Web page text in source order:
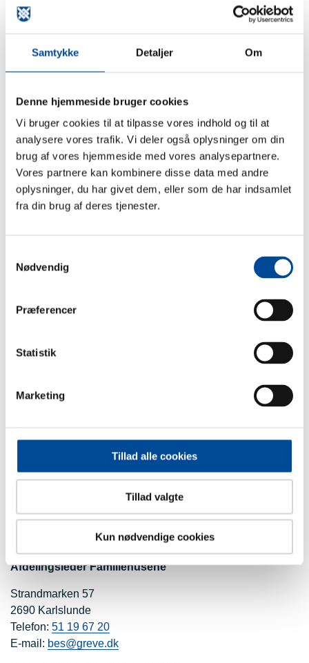
Samtykke Detaljer Om
Denne hjemmeside bruger cookies
Vi bruger cookies til at tilpasse vores indhold og til at
analysere vores trafik. Vi deler også oplysninger om din
brug af vores hjemmeside med vores analysepartnere.
Vores partnere kan kombinere disse data med andre
oplysninger, du har givet dem, eller som de har indsamlet
fra din brug af deres tjenester.
Nødvendig
Præferencer
Statistik
Marketing
Tillad alle cookies
Tillad valgte
Kun nødvendige cookies
Læs mere om Familiehusenes
Udgående Medarbejdere her:
Målgruppe
Dagligdag
Videre forløb
Familiehusenes Udgående Medarbejdere
socialpædagogiske tilbud til udsatte børn, unge og
med blik for koordineret indsats fra hele institutionen
Sidst opdateret: 12. juni 2024
Udviklingscenter Greve
Bettina Sørensen
Afdelingsleder Familiehusene
Strandmarken 57
2690 Karlslunde
Telefon: 51 19 67 20
E-mail: bes@greve.dk